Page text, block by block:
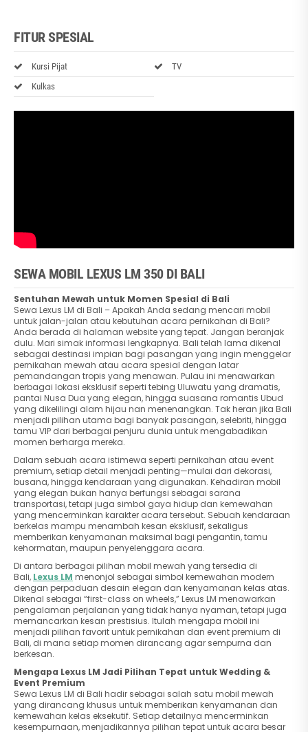
FITUR SPESIAL
Kursi Pijat
TV
Kulkas
SEWA MOBIL LEXUS LM 350 DI BALI
Sentuhan Mewah untuk Momen Spesial di Bali
Sewa Lexus LM di Bali – Apakah Anda sedang mencari mobil
untuk jalan-jalan atau kebutuhan acara pernikahan di Bali?
Anda berada di halaman website yang tepat. Jangan beranjak
dulu. Mari simak informasi lengkapnya. Bali telah lama dikenal
sebagai destinasi impian bagi pasangan yang ingin menggelar
pernikahan mewah atau acara spesial dengan latar
pemandangan tropis yang menawan. Pulau ini menawarkan
berbagai lokasi eksklusif seperti tebing Uluwatu yang dramatis,
pantai Nusa Dua yang elegan, hingga suasana romantis Ubud
yang dikelilingi alam hijau nan menenangkan. Tak heran jika Bali
menjadi pilihan utama bagi banyak pasangan, selebriti, hingga
tamu VIP dari berbagai penjuru dunia untuk mengabadikan
momen berharga mereka.
Dalam sebuah acara istimewa seperti pernikahan atau event
premium, setiap detail menjadi penting—mulai dari dekorasi,
busana, hingga kendaraan yang digunakan. Kehadiran mobil
yang elegan bukan hanya berfungsi sebagai sarana
transportasi, tetapi juga simbol gaya hidup dan kemewahan
yang mencerminkan karakter acara tersebut. Sebuah kendaraan
berkelas mampu menambah kesan eksklusif, sekaligus
memberikan kenyamanan maksimal bagi pengantin, tamu
kehormatan, maupun penyelenggara acara.
Di antara berbagai pilihan mobil mewah yang tersedia di
Bali, Lexus LM menonjol sebagai simbol kemewahan modern
dengan perpaduan desain elegan dan kenyamanan kelas atas.
Dikenal sebagai “first-class on wheels,” Lexus LM menawarkan
pengalaman perjalanan yang tidak hanya nyaman, tetapi juga
memancarkan kesan prestisius. Itulah mengapa mobil ini
menjadi pilihan favorit untuk pernikahan dan event premium di
Bali, di mana setiap momen dirancang agar sempurna dan
berkesan.
Mengapa Lexus LM Jadi Pilihan Tepat untuk Wedding &
Event Premium
Sewa Lexus LM di Bali hadir sebagai salah satu mobil mewah
yang dirancang khusus untuk memberikan kenyamanan dan
kemewahan kelas eksekutif. Setiap detailnya mencerminkan
kesempurnaan, menjadikannya pilihan tepat untuk acara besar